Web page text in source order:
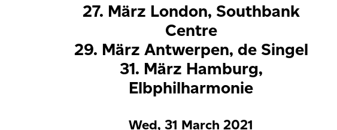
27. März London, Southbank
Centre
29. März Antwerpen, de Singel
31. März Hamburg,
Elbphilharmonie
Wed, 31 March 2021